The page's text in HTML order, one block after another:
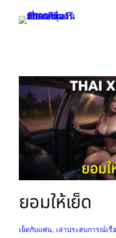
ยอมให้เย็ด
เย็ดกับแฟน, เล่าประสบการณ์เรื่